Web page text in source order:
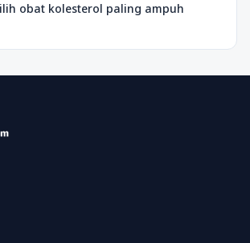
obat kolesterol paling ampuh